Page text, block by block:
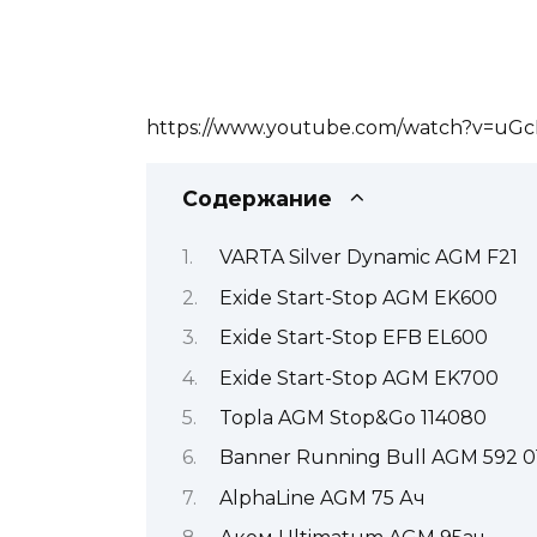
https://www.youtube.com/
Содержание
VARTA Silver Dynamic AGM F21
Exide Start-Stop AGM EK600
Exide Start-Stop EFB EL600
Exide Start-Stop AGM EK700
Topla AGM Stop&Go 114080
Banner Running Bull AGM 592
AlphaLine AGM 75 Ач